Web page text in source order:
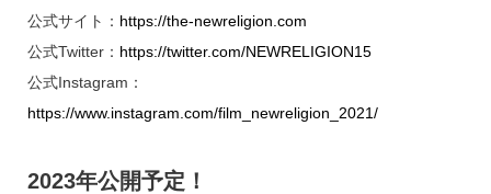
公式サイト： https://the-newreligion.com
公式Twitter： https://twitter.com/NEWRELIGION15
公式Instagram：
https://www.instagram.com/film_newreligion_2021/
2023年公開予定！